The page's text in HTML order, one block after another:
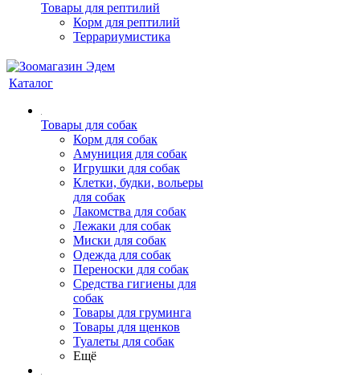
Товары для рептилий
Корм для рептилий
Террариумистика
Каталог
Товары для собак
Корм для собак
Амуниция для собак
Игрушки для собак
Клетки, будки, вольеры
для собак
Лакомства для собак
Лежаки для собак
Миски для собак
Одежда для собак
Переноски для собак
Средства гигиены для
собак
Товары для груминга
Товары для щенков
Туалеты для собак
Ещё